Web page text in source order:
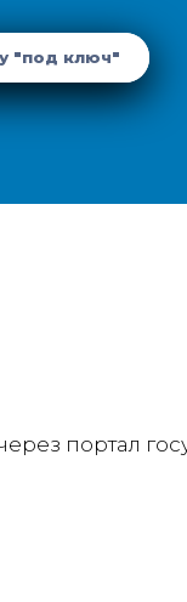
"под ключ"
портал